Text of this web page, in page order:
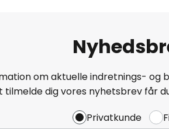
om aktuelle indretnings- og
tilmelde dig vores nyhetsbrev får
Privatkunde